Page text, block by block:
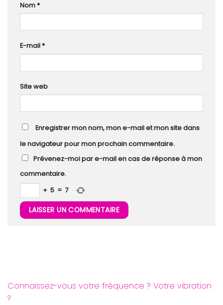
Connaissez-vous votre fréquence ? Votre vibration
?
Nom*
E-mail*
Site web
Enregistrer mon nom, mon e-mail et mon site dans
le navigateur pour mon prochain commentaire.
Prévenez-moi par e-mail en cas de réponse à mon
commentaire.
+ 5 = 7